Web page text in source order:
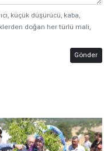
küçük düşürücü, kaba,
doğan her türlü mali,
Gönder